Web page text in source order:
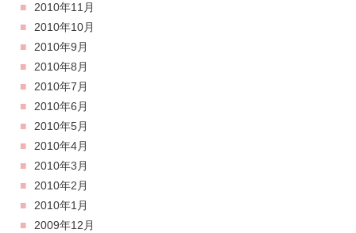
2010年11月
2010年10月
2010年9月
2010年8月
2010年7月
2010年6月
2010年5月
2010年4月
2010年3月
2010年2月
2010年1月
2009年12月